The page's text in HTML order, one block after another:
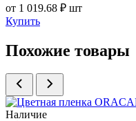
от 1 019.68 ₽ шт
Купить
Похожие товары
Наличие